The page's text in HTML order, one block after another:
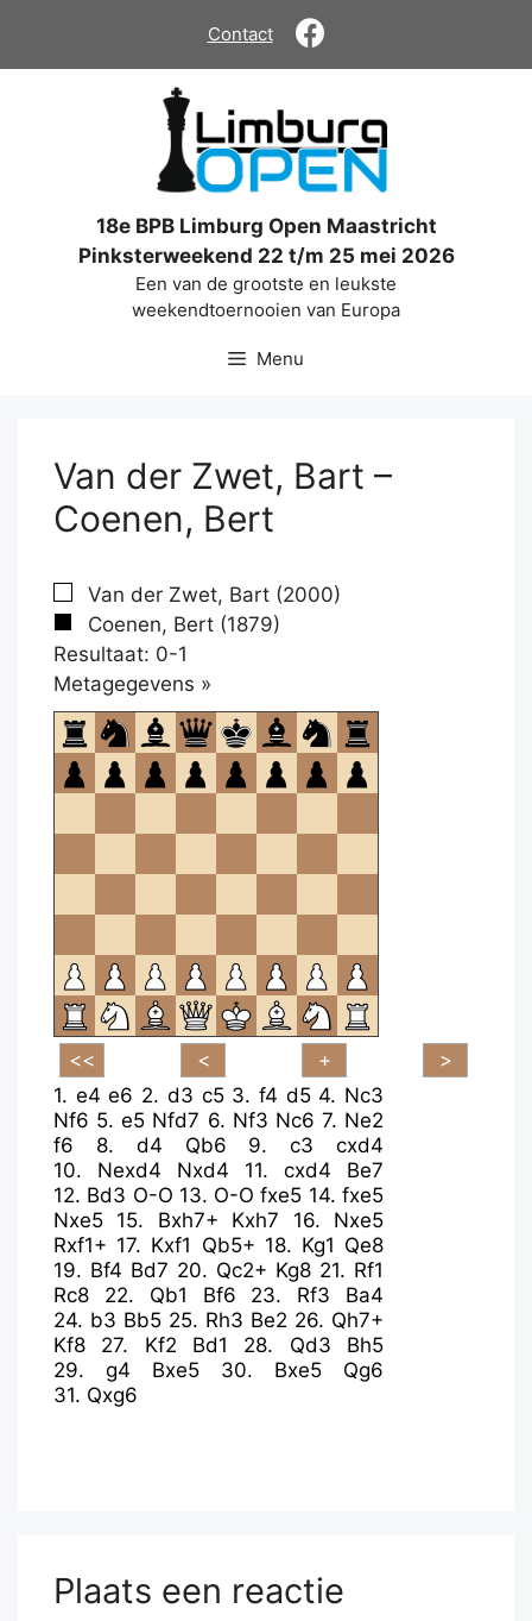
de
Contact
18e BPB Limburg Open Maastricht
Pinksterweekend 22 t/m 25 mei 2026
Een van de grootste en leukste
weekendtoernooien van Europa
Menu
Van der Zwet, Bart –
Coenen, Bert
Van der Zwet, Bart (2000)
Coenen, Bert (1879)
Resultaat: 0-1
Metagegevens »
om
te
openen.
1. e4 e6 2. d3 c5 3. f4 d5 4. Nc3
Nf6 5.e5 Nfd7 6. Nf3 Nc6 7. Ne2
f6
8. d4 Qb6 9.c3
cxd4
10. Nexd4 Nxd4 11. cxd4
Be7
12. Bd3 O-O 13. O-O fxe5 14.fxe5
Nxe5 15. Bxh7+ Kxh7 16. Nxe5
Rxf1+ 17. Kxf1 Qb5+ 18. Kg1 Qe8
19. Bf4 Bd7 20. Qc2+ Kg8 21. Rf1
Rc8
22. Qb1 Bf6 23. Rf3
Ba4
24. b3 Bb5 25. Rh3 Be2 26. Qh7+
Kf8
27. Kf2 Bd1 28. Qd3
Bh5
29. g4 Bxe5 30. Bxe5
Qg6
31. Qxg6
Plaats een reactie